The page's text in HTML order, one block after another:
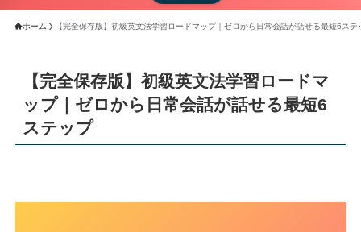
ホーム 【完全保存版】初級英文法学習ロードマップ｜ゼロから日常会話が話せる最短6ステ
【完全保存版】初級英文法学習ロードマ
ップ｜ゼロから日常会話が話せる最短6
ステップ